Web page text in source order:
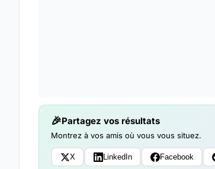
Partagez vos résultats
Montrez à vos amis où vous vous situez.
X LinkedIn Facebook